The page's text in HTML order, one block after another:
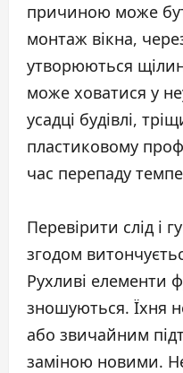
причиною може
монтаж вікна,
утворюються
може ховатися у
усадці будівлі,
пластиковому
час перепаду
Перевірити слід і
згодом
Рухливі елементи
зношуються. Їхня
або звичайним
заміною новими.